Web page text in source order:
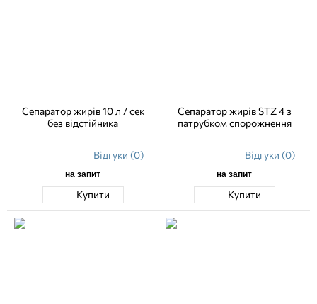
Сепаратор жирів 10 л / сек
без відстійника
Відгуки (0)
на запит
Купити
Сепаратор жирів STZ 4 з
патрубком спорожнення
Відгуки (0)
на запит
Купити